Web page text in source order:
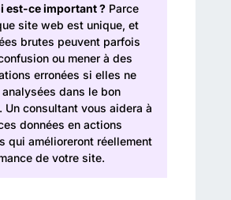
est-ce important ?Parce
site web est unique, et
brutes peuvent parfois
ou mener à des
erronées si elles ne
dans le bon
Un consultant vous aidera à
données en actions
qui amélioreront réellement
de votre site.